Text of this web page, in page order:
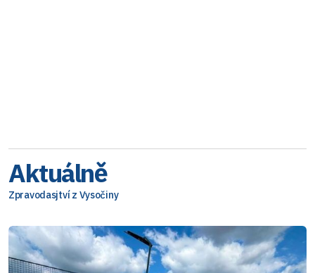
Aktuálně
Zpravodasjtví z Vysočiny